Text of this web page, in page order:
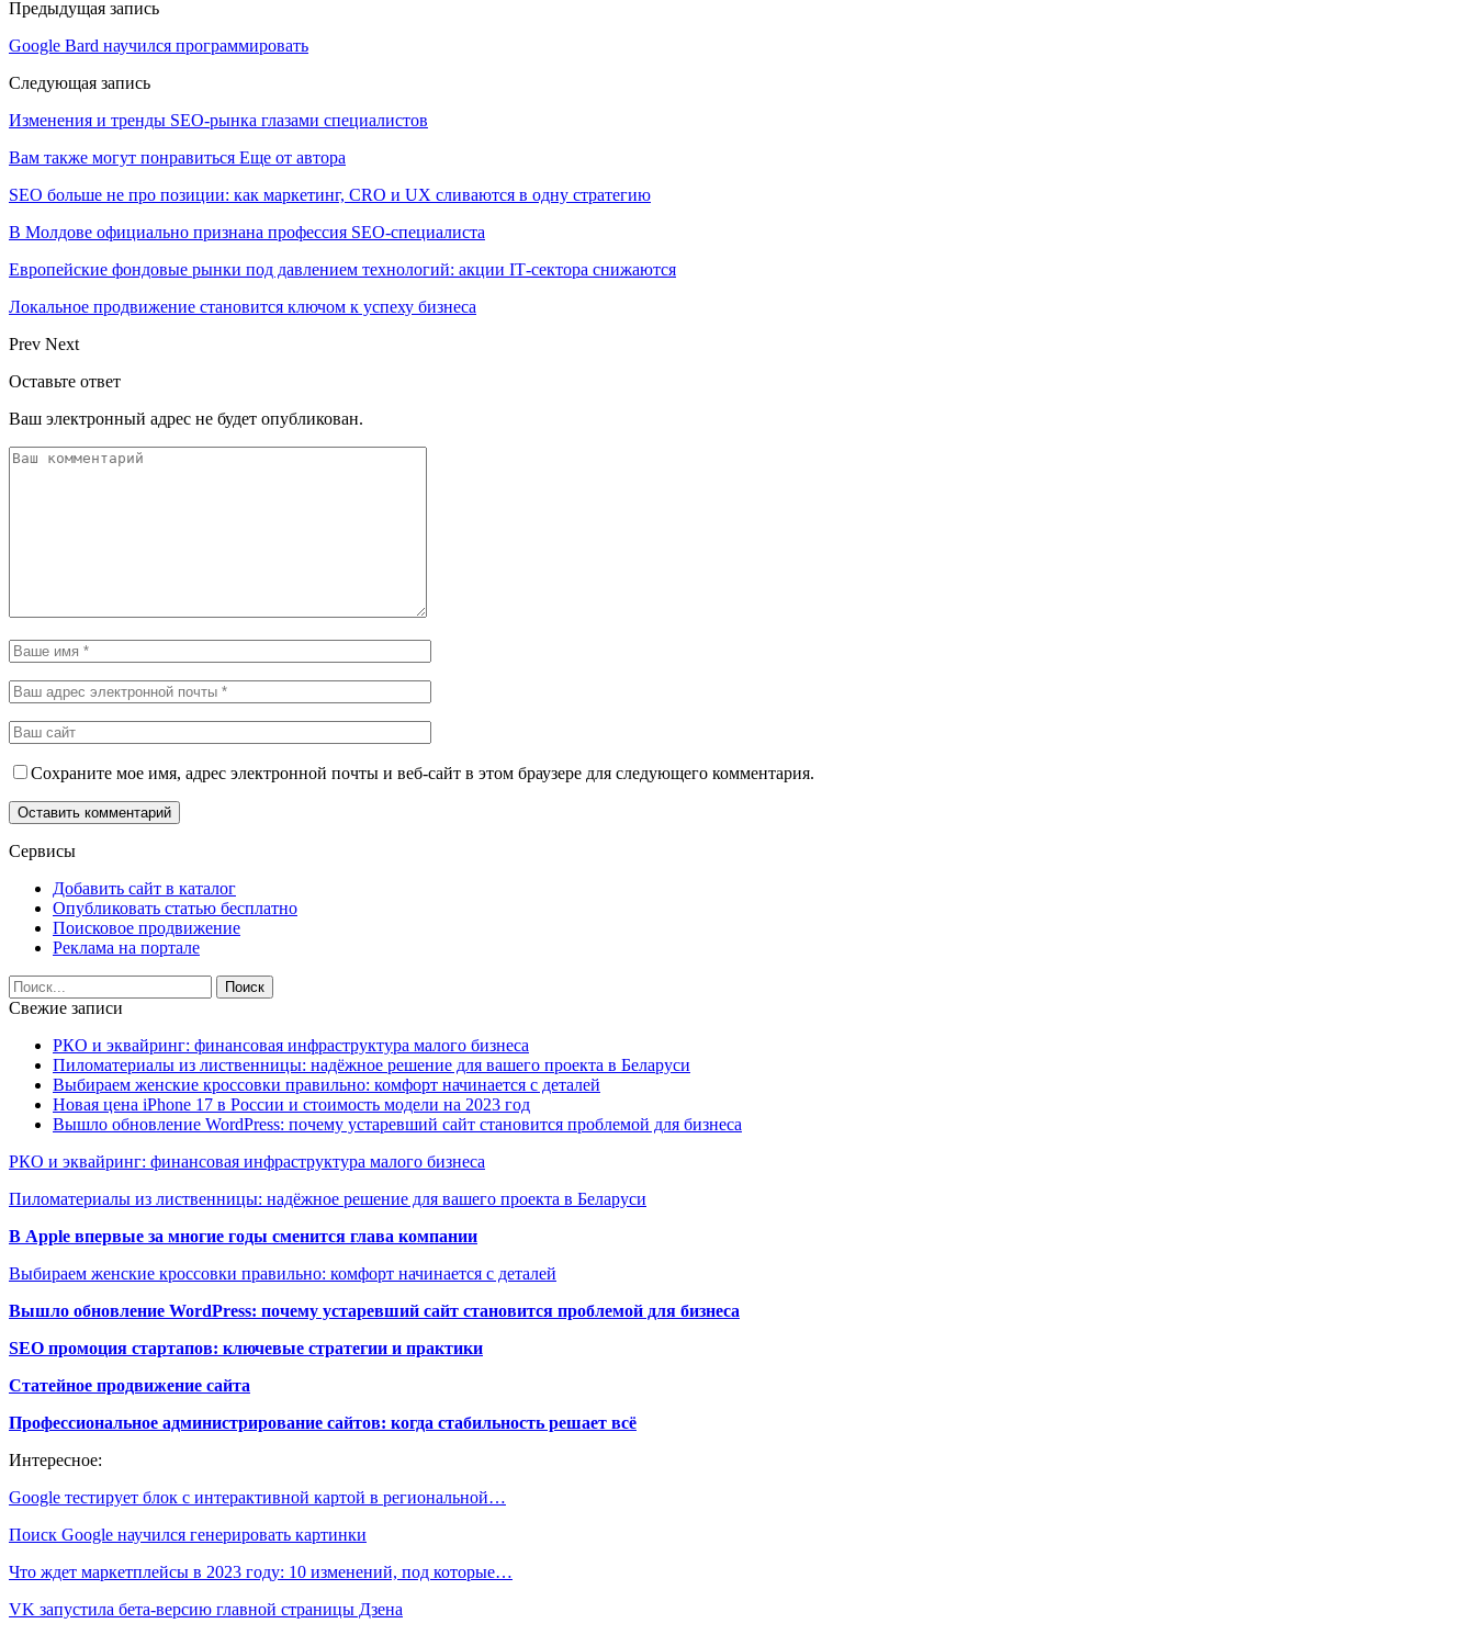
Предыдущая запись
Google Bard научился программировать
Следующая запись
Изменения и тренды SEO-рынка глазами специалистов
Вам также могут понравиться Еще от автора
SEO больше не про позиции: как маркетинг, CRO и UX сливаются в одну стратегию
В Молдове официально признана профессия SEO-специалиста
Европейские фондовые рынки под давлением технологий: акции IT‑сектора снижаются
Локальное продвижение становится ключом к успеху бизнеса
Prev Next
Оставьте ответ
Ваш электронный адрес не будет опубликован.
Сохраните мое имя, адрес электронной почты и веб-сайт в этом браузере для следующего комментария.
Сервисы
Добавить сайт в каталог
Опубликовать статью бесплатно
Поисковое продвижение
Реклама на портале
Свежие записи
РКО и эквайринг: финансовая инфраструктура малого бизнеса
Пиломатериалы из лиственницы: надёжное решение для вашего проекта в Беларуси
Выбираем женские кроссовки правильно: комфорт начинается с деталей
Новая цена iPhone 17 в России и стоимость модели на 2023 год
Вышло обновление WordPress: почему устаревший сайт становится проблемой для бизнеса
РКО и эквайринг: финансовая инфраструктура малого бизнеса
Пиломатериалы из лиственницы: надёжное решение для вашего проекта в Беларуси
В Apple впервые за многие годы сменится глава компании
Выбираем женские кроссовки правильно: комфорт начинается с деталей
Вышло обновление WordPress: почему устаревший сайт становится проблемой для бизнеса
SEO промоция стартапов: ключевые стратегии и практики
Статейное продвижение сайта
Профессиональное администрирование сайтов: когда стабильность решает всё
Интересное:
Google тестирует блок с интерактивной картой в региональной…
Поиск Google научился генерировать картинки
Что ждет маркетплейсы в 2023 году: 10 изменений, под которые…
VK запустила бета-версию главной страницы Дзена